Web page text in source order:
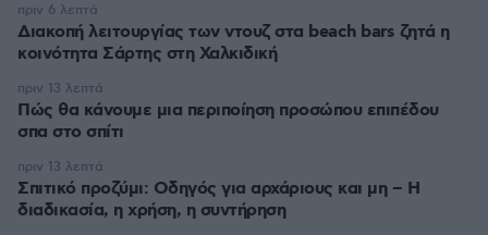
Διακοπή λειτουργίας των ντουζ στα beach bars ζητά η
κοινότητα Σάρτης στη Χαλκιδική
πριν 6 λεπτά
Πώς θα κάνουμε μια περιποίηση προσώπου επιπέδου
σπα στο σπίτι
πριν 13 λεπτά
Σπιτικό προζύμι: Οδηγός για αρχάριους και μη – Η
διαδικασία, η χρήση, η συντήρηση
πριν 13 λεπτά